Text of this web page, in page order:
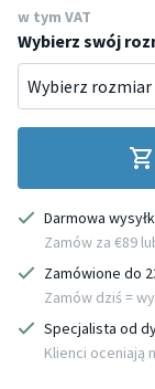
w tym VAT
Wybierz swój
Darmowa
Zamów za €89
Zamówione do
Zamów dziś =
Specjalista od
Klienci oceniają